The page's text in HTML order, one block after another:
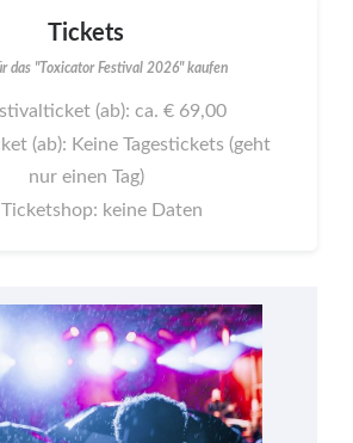
Tickets
das "Toxicator Festival 2026" kaufen
(ab): ca. € 69,00
(ab): Keine Tagestickets (geht
nur einen Tag)
Ticketshop: keine Daten